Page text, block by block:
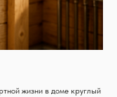
жизни в доме круглый